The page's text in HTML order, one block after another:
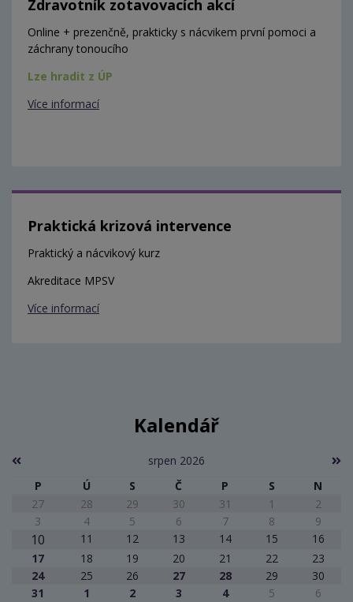
Zdravotník zotavovacích akcí
Online + prezenčně, prakticky s nácvikem první pomoci a
záchrany tonoucího
Lze hradit z ÚP
Více informací
Praktická krizová intervence
Praktický a nácvikový kurz
Akreditace MPSV
Více informací
Kalendář
srpen 2026
P
Ú S Č P S
N
27
28 29 30 31 1
2
3
4 5 6 7 8 9
10 11 12 13 14 15
16
17
18 19 20 21 22
23
24
25 26 27 28 29
30
31
1 2 3 4 5 6